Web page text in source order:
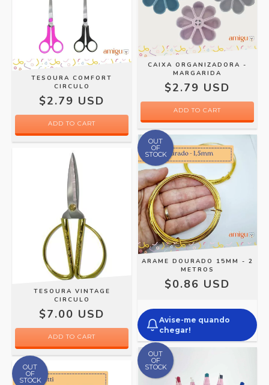
TESOURA COMFORT
CIRCULO
$2.79 USD
ADD TO CART
CAIXA ORGANIZADORA -
MARGARIDA
$2.79 USD
ADD TO CART
TESOURA VINTAGE
CIRCULO
$7.00 USD
OUT
OF
STOCK
ARAME DOURADO 15MM - 2
METROS
$0.86 USD
Avise-me quando
chegar!
OUT
OF
STOCK
OUT
OF
STOCK